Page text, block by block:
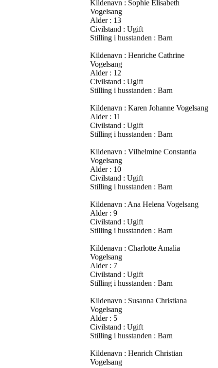
Kildenavn : Sophie Elisabeth
Vogelsang
Alder : 13
Civilstand : Ugift
Stilling i husstanden : Barn
Kildenavn : Henriche Cathrine
Vogelsang
Alder : 12
Civilstand : Ugift
Stilling i husstanden : Barn
Kildenavn : Karen Johanne Vogelsang
Alder : 11
Civilstand : Ugift
Stilling i husstanden : Barn
Kildenavn : Vilhelmine Constantia
Vogelsang
Alder : 10
Civilstand : Ugift
Stilling i husstanden : Barn
Kildenavn : Ana Helena Vogelsang
Alder : 9
Civilstand : Ugift
Stilling i husstanden : Barn
Kildenavn : Charlotte Amalia
Vogelsang
Alder : 7
Civilstand : Ugift
Stilling i husstanden : Barn
Kildenavn : Susanna Christiana
Vogelsang
Alder : 5
Civilstand : Ugift
Stilling i husstanden : Barn
Kildenavn : Henrich Christian
Vogelsang